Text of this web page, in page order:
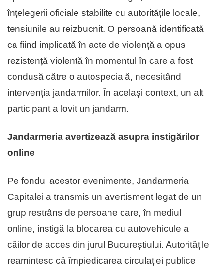
înțelegerii oficiale stabilite cu autoritățile locale,
tensiunile au reizbucnit. O persoană identificată
ca fiind implicată în acte de violență a opus
rezistență violentă în momentul în care a fost
condusă către o autospecială, necesitând
intervenția jandarmilor. În același context, un alt
participant a lovit un jandarm.
Jandarmeria avertizează asupra instigărilor
online
Pe fondul acestor evenimente, Jandarmeria
Capitalei a transmis un avertisment legat de un
grup restrâns de persoane care, în mediul
online, instigă la blocarea cu autovehicule a
căilor de acces din jurul Bucureștiului. Autoritățile
reamintesc că împiedicarea circulației publice